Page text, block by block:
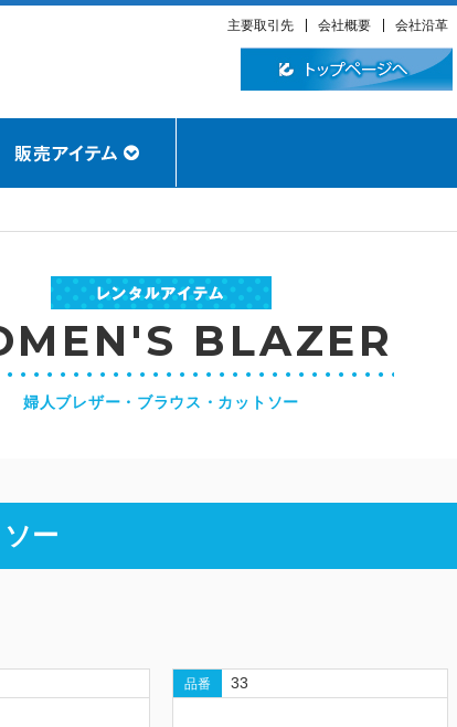
主要取引先 会社概要 会社沿革
BLAZER
婦人ブレザー・ブラウス・カットソー
ー
品番 33